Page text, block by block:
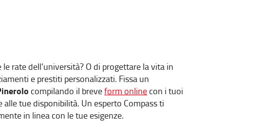
rate dell’università? O di progettare la vita in
e prestiti personalizzati. Fissa un
compilando il breveform online con i tuoi
alle tue disponibilità. Un esperto Compass ti
in linea con le tue esigenze.